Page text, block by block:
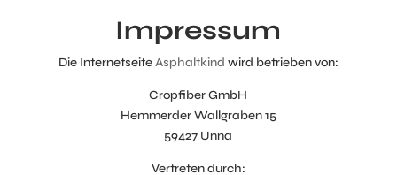
Impressum
Die InternetseiteAsphaltkind wird betrieben von:
Cropfiber GmbH
Hemmerder Wallgraben 15
59427 Unna
Vertreten durch: